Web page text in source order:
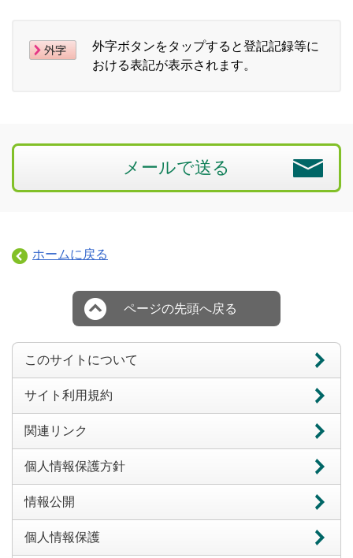
外字ボタンをタップすると登記記録等に
おける表記が表示されます。
メールで送る
ホームに戻る
ページの先頭へ戻る
このサイトについて
サイト利用規約
関連リンク
個人情報保護方針
情報公開
個人情報保護